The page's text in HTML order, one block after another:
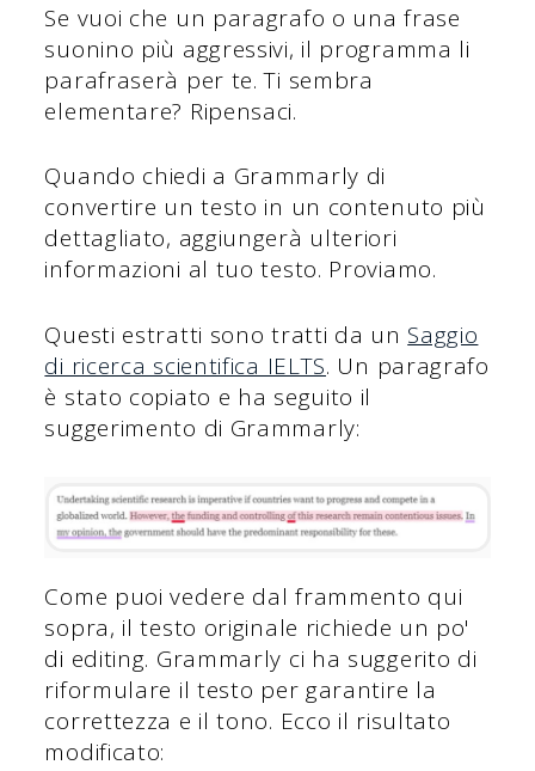
Se vuoi che un paragrafo o una frase
suonino più aggressivi, il programma li
parafraserà per te. Ti sembra
elementare? Ripensaci.
Quando chiedi a Grammarly di
convertire un testo in un contenuto più
dettagliato, aggiungerà ulteriori
informazioni al tuo testo. Proviamo.
Questi estratti sono tratti da un Saggio
di ricerca scientifica IELTS. Un paragrafo
è stato copiato e ha seguito il
suggerimento di Grammarly:
Come puoi vedere dal frammento qui
sopra, il testo originale richiede un po'
di editing. Grammarly ci ha suggerito di
riformulare il testo per garantire la
correttezza e il tono. Ecco il risultato
modificato: